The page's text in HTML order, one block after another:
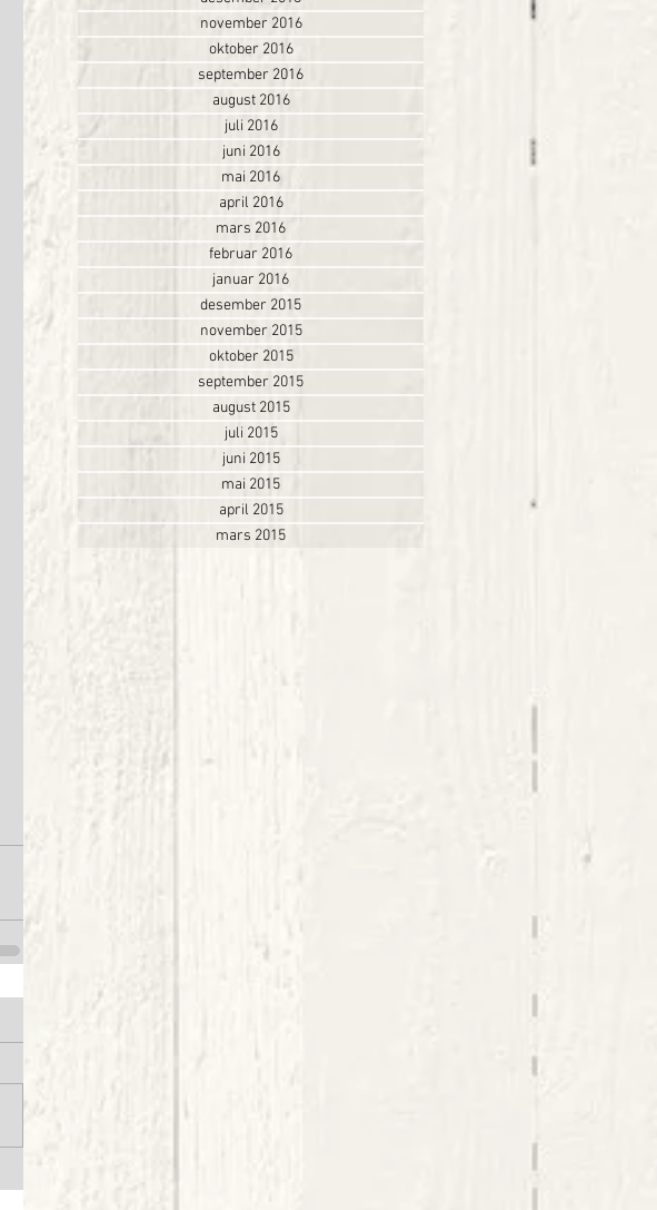
november 2016
oktober 2016
september 2016
august 2016
juli 2016
juni 2016
mai 2016
april 2016
mars 2016
februar 2016
januar 2016
desember 2015
november 2015
oktober 2015
september 2015
august 2015
juli 2015
juni 2015
mai 2015
april 2015
mars 2015